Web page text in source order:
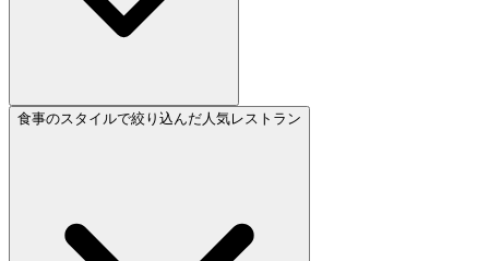
食事のスタイルで絞り込んだ人気レストラン